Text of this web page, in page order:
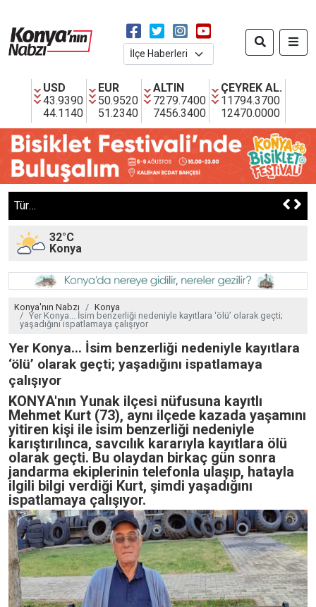
USD
43.9390
44.1140
EUR
50.9520
51.2340
ALTIN
7279.7400
7456.3400
ÇEYREK AL.
11794.3700
12470.0000
32°C
Konya
Konya'nın Nabzı
Konya
Yer Konya... İsim benzerliği nedeniyle kayıtlara ‘ölü’ olarak geçti;
yaşadığını ispatlamaya çalışıyor
Yer Konya... İsim benzerliği nedeniyle kayıtlara
‘ölü’ olarak geçti; yaşadığını ispatlamaya
çalışıyor
KONYA'nın Yunak ilçesi nüfusuna kayıtlı
Mehmet Kurt (73), aynı ilçede kazada yaşamını
yitiren kişi ile isim benzerliği nedeniyle
karıştırılınca, savcılık kararıyla kayıtlara ölü
olarak geçti. Bu olaydan birkaç gün sonra
jandarma ekiplerinin telefonla ulaşıp, hatayla
ilgili bilgi verdiği Kurt, şimdi yaşadığını
ispatlamaya çalışıyor.